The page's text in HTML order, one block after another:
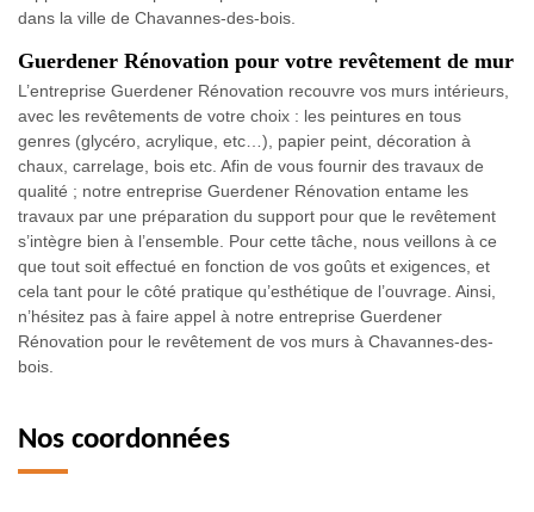
dans la ville de Chavannes-des-bois.
Guerdener Rénovation pour votre revêtement de mur
L’entreprise Guerdener Rénovation recouvre vos murs intérieurs,
avec les revêtements de votre choix : les peintures en tous
genres (glycéro, acrylique, etc…), papier peint, décoration à
chaux, carrelage, bois etc. Afin de vous fournir des travaux de
qualité ; notre entreprise Guerdener Rénovation entame les
travaux par une préparation du support pour que le revêtement
s’intègre bien à l’ensemble. Pour cette tâche, nous veillons à ce
que tout soit effectué en fonction de vos goûts et exigences, et
cela tant pour le côté pratique qu’esthétique de l’ouvrage. Ainsi,
n’hésitez pas à faire appel à notre entreprise Guerdener
Rénovation pour le revêtement de vos murs à Chavannes-des-
bois.
Nos coordonnées